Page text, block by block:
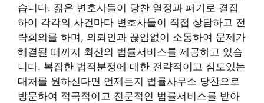
습니다. 젊은 변호사들이 당찬 열정과 패기로 결집
하여 각각의 사건마다 변호사들이 직접 상담하고 전
략회의를 하며, 의뢰인과 끊임없이 소통하여 문제가
해결될 때까지 최선의 법률서비스를 제공하고 있습
니다. 복잡한 법적분쟁에 대한 전략적이고 심도있는
대처를 원하신다면 언제든지 법률사무소 당찬으로
방문하여 적극적이고 전문적인 법률서비스를 받아